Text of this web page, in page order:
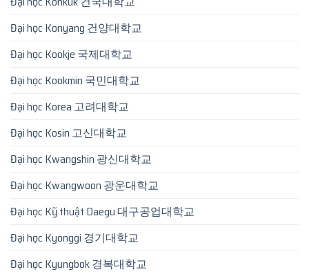
Đại học Konyang 건양대학교
Đại học Kookje 국제대학교
Đại học Kookmin 국민대학교
Đại học Korea 고려대학교
Đại học Kosin 고신대학교
Đại học Kwangshin 광신대학교
Đại học Kwangwoon 광운대학교
Đại học Kỹ thuật Daegu 대구공업대학교
Đại học Kyonggi 경기대학교
Đại học Kyungbok 경복대학교